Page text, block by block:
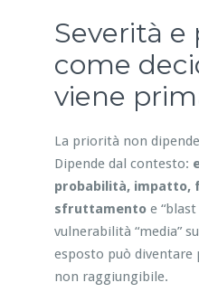
Severità e
come
viene
La priorità non
Dipende dal contesto:
probabilità, impatto,
sfruttamentoe “blast
vulnerabilità “media”
esposto può diventare
non raggiungibile.